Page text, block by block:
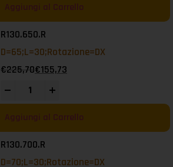
Aggiungi al Carrello
R130.650.R
D=65;L=30;Rotazione=DX
€225,70€155,73
Aggiungi al Carrello
R130.700.R
D=70;L=30;Rotazione=DX